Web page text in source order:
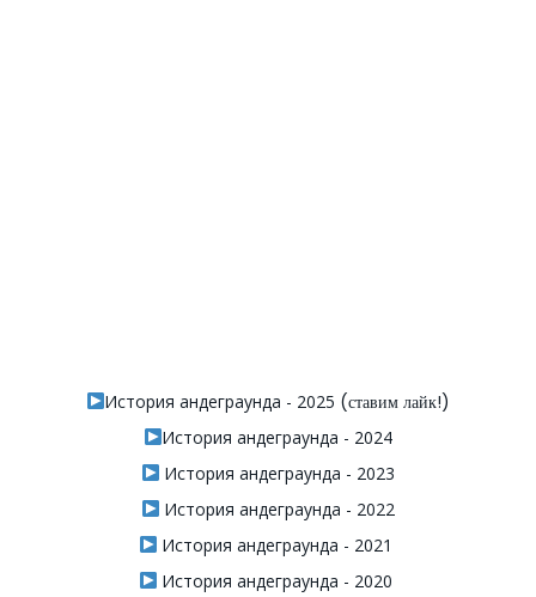
История андеграунда - 2025 (ставим лайк!)
История андеграунда - 2024
История андеграунда - 2023
История андеграунда - 2022
История андеграунда - 2021
История андеграунда - 2020